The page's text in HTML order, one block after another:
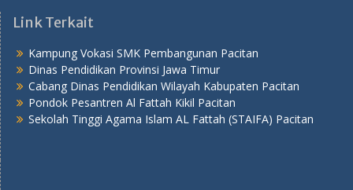
Link Terkait
Kampung Vokasi SMK Pembangunan Pacitan
Dinas Pendidikan Provinsi Jawa Timur
Cabang Dinas Pendidikan Wilayah Kabupaten Pacitan
Pondok Pesantren Al Fattah Kikil Pacitan
Sekolah Tinggi Agama Islam AL Fattah (STAIFA) Pacitan